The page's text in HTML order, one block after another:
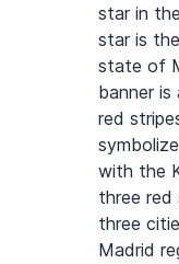
star in
star is
state of
banner
red
with the
three red
three
Madrid